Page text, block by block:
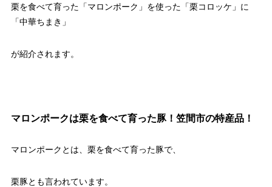
栗を食べて育った「マロンポーク」を使った「栗コロッケ」に
「中華ちまき」
が紹介されます。
マロンポークは栗を食べて育った豚！笠間市の特産品！
マロンポークとは、栗を食べて育った豚で、
栗豚とも言われています。